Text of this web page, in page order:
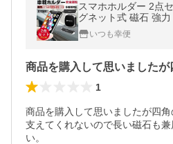
スマホホルダー 2点
グネット式 磁石 強力
固定 携帯スタンド 全
いつも幸便
1
商品を購入して思いましたが四
支えてくれないので長い磁石も
い。